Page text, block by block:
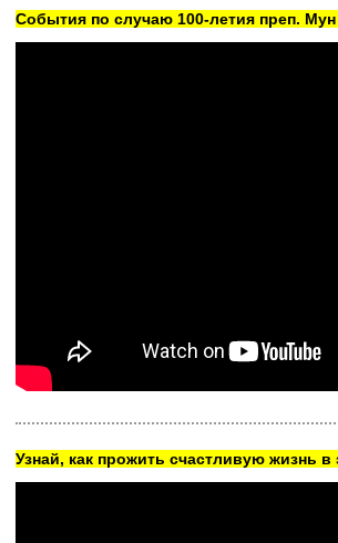
Cобытия по случаю 100-летия преп.
Узнай, как прожить счастливую жизнь